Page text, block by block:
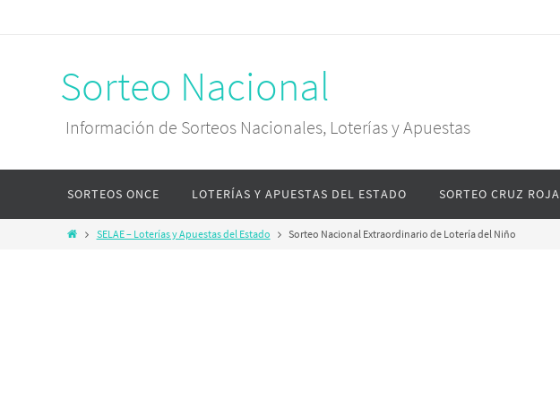
Sorteo Nacional
Información de Sorteos Nacionales, Loterías y Apuestas
SORTEOS ONCE LOTERÍAS Y APUESTAS DEL ESTADO SORTEO CRUZ ROJA
SELAE – Loterías y Apuestas del Estado Sorteo Nacional Extraordinario de Lotería del Niño